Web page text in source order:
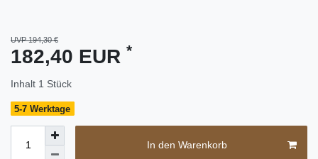
UVP 194,30 €
182,40 EUR *
Inhalt 1 Stück
5-7 Werktage
In den Warenkorb